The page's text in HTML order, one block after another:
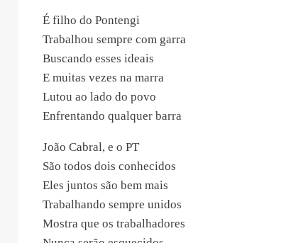
É filho do Pontengi
Trabalhou sempre com garra
Buscando esses ideais
E muitas vezes na marra
Lutou ao lado do povo
Enfrentando qualquer barra
João Cabral, e o PT
São todos dois conhecidos
Eles juntos são bem mais
Trabalhando sempre unidos
Mostra que os trabalhadores